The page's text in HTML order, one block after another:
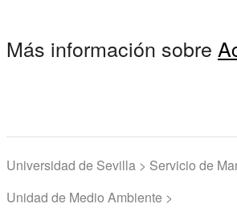
Más información sobre
Universidad de Sevilla > Servicio de
Unidad de Medio Ambiente >